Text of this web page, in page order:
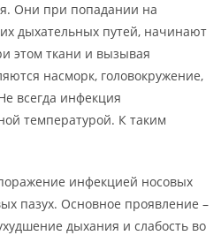
Они при попадании на
дыхательных путей, начинают
этом ткани и вызывая
насморк, головокружение,
всегда инфекция
температурой. К таким
инфекцией носовых
пазух. Основное проявление –
дыхания и слабость во